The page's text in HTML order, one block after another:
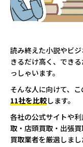
読み終えた小説やビ
きるだけ高く、でき
っしゃいます。
そんな人に向けて、
11社を比較します。
各社の公式サイトや
取・店頭買取・出張
買取業者を厳選しま